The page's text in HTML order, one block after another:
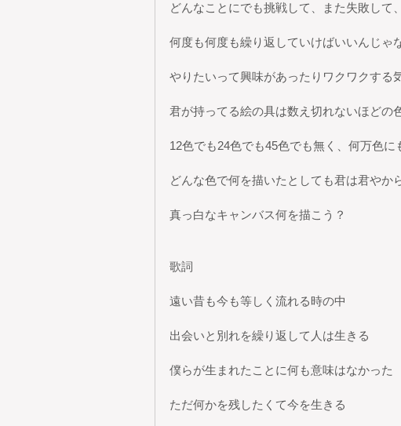
どんなことにでも挑戦して、また失敗して
何度も何度も繰り返していけばいいんじゃ
やりたいって興味があったりワクワクする
君が持ってる絵の具は数え切れないほどの
12色でも24色でも45色でも無く、何万色に
どんな色で何を描いたとしても君は君やか
真っ白なキャンバス何を描こう？
歌詞
遠い昔も今も等しく流れる時の中
出会いと別れを繰り返して人は生きる
僕らが生まれたことに何も意味はなかった
ただ何かを残したくて今を生きる